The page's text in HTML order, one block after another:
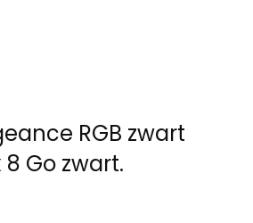
RGB zwart
8 Go zwart.